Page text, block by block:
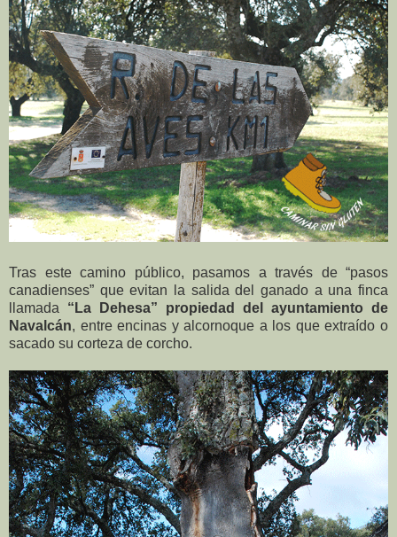
Tras este camino público, pasamos a través de “pasos
canadienses” que evitan la salida del ganado a una finca
llamada “La Dehesa” propiedad del ayuntamiento de
Navalcán, entre encinas y alcornoque a los que extraído o
sacado su corteza de corcho.